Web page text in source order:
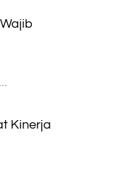
Kinerja